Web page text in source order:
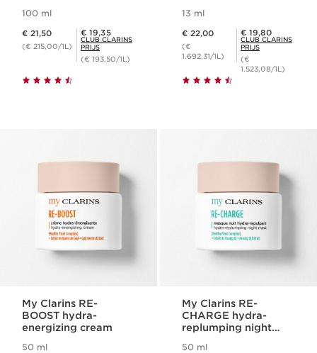
100 ml
€ 21,50
(€ 215,00/1L)
Club Clarins Prijs € 19,35
€ 19,35
CLUB CLARINS
PRIJS
(€ 193,50/1L)
13 ml
€ 22,00
(€
1.692,31/1L)
Club Clarins Prijs € 19,80
€ 19,80
CLUB CLARINS
PRIJS
(€
1.523,08/1L)
My Clarins RE-
BOOST hydra-
energizing cream
50 ml
My Clarins RE-
CHARGE hydra-
replumping night
50 ml